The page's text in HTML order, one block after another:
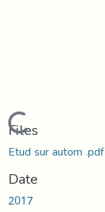
Loading...
Files
Etud sur autom .pdf
Date
2017